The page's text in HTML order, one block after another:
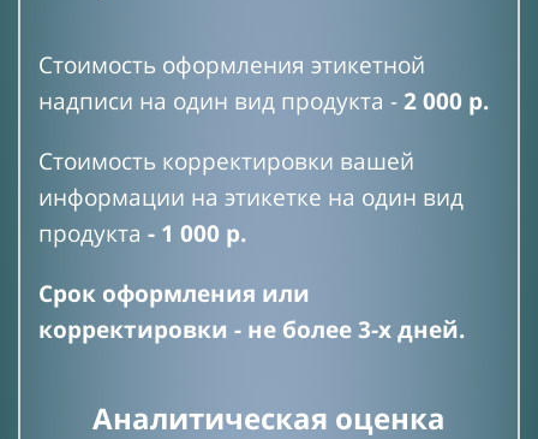
Стоимость оформления этикетной
надписи на один вид продукта -2 000 р.
Стоимость корректировки вашей
информации на этикетке на один вид
продукта - 1 000 р.
Срок оформления или
корректировки - не более 3-х дней.
Аналитическая оценка